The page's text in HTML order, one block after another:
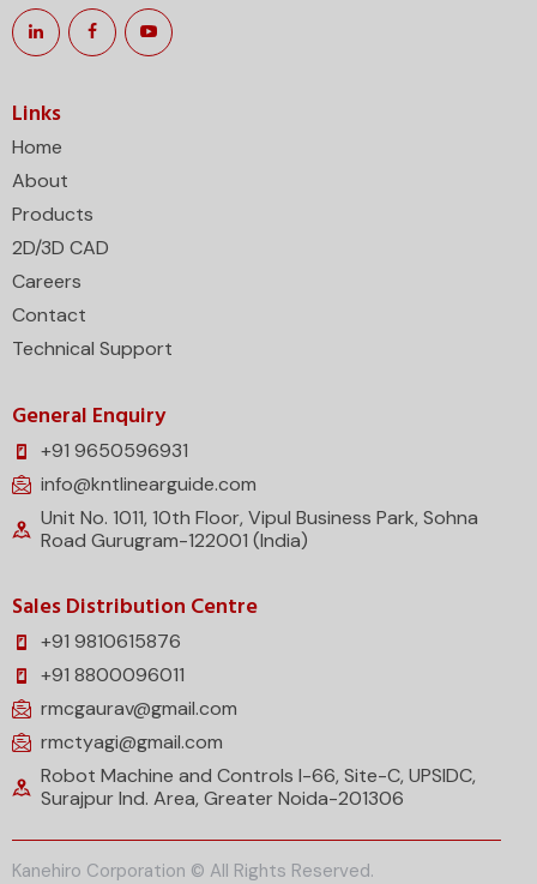
Links
Home
About
Products
2D/3D CAD
Careers
Contact
Technical Support
General Enquiry
+91 9650596931
info@kntlinearguide.com
Unit No. 1011, 10th Floor, Vipul Business Park, Sohna
Road Gurugram-122001 (India)
Sales Distribution Centre
+91 9810615876
+91 8800096011
rmcgaurav@gmail.com
rmctyagi@gmail.com
Robot Machine and Controls I-66, Site-C, UPSIDC,
Surajpur Ind. Area, Greater Noida-201306
Kanehiro Corporation © All Rights Reserved.